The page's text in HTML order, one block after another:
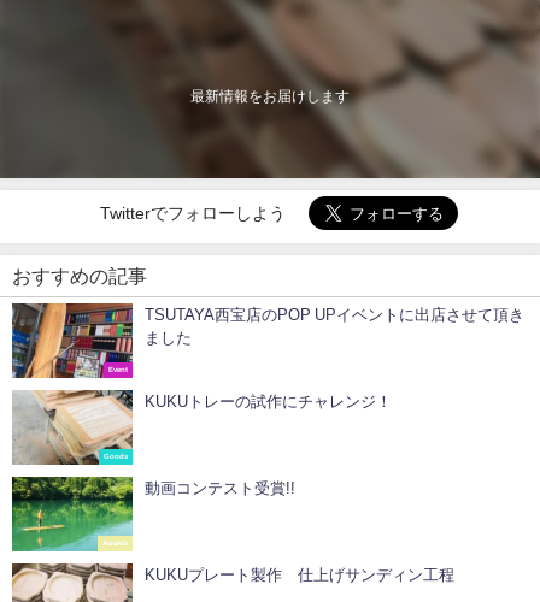
最新情報をお届けします
Twitterでフォローしよう
おすすめの記事
Event
TSUTAYA西宝店のPOP UPイベントに出店させて頂き
ました
Goods
KUKUトレーの試作にチャレンジ！
Awards
動画コンテスト受賞!!
KUKUプレート製作 仕上げサンディン工程